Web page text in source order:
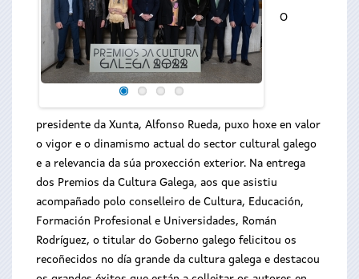
O
presidente da Xunta, Alfonso Rueda, puxo hoxe en valor
o vigor e o dinamismo actual do sector cultural galego
e a relevancia da súa proxección exterior. Na entrega
dos Premios da Cultura Galega, aos que asistiu
acompañado polo conselleiro de Cultura, Educación,
Formación Profesional e Universidades, Román
Rodríguez, o titular do Goberno galego felicitou os
recoñecidos no día grande da cultura galega e destacou